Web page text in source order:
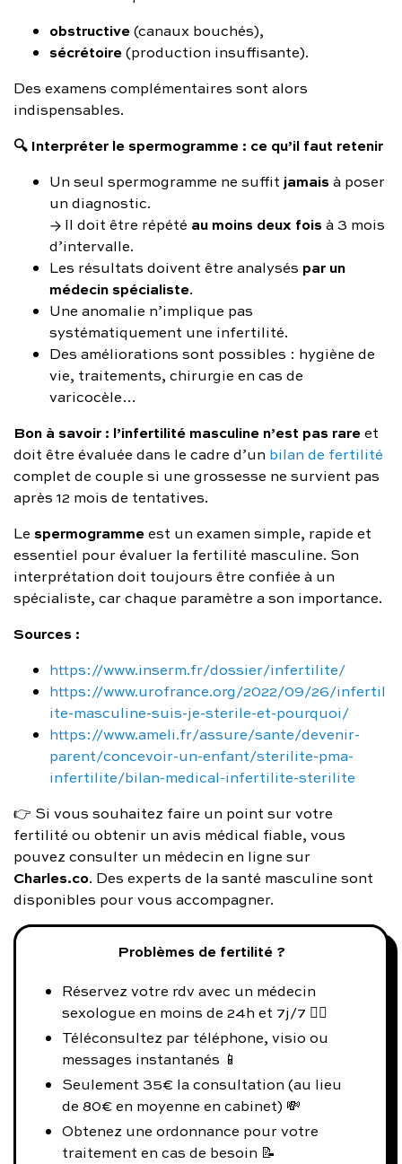
obstructive(canaux bouchés),
sécrétoire(production insuffisante).
Des examens complémentaires sont alors
indispensables.
🔍 Interpréter le spermogramme : ce qu’il faut retenir
Un seul spermogramme ne suffit jamaisà poser
un diagnostic.
→ Il doit être répété au moins deux foisà 3 mois
d’intervalle.
Les résultats doivent être analysés par un
médecin spécialiste.
Une anomalie n’implique pas
systématiquement une infertilité.
Des améliorations sont possibles : hygiène de
vie, traitements, chirurgie en cas de
varicocèle…
Bon à savoir : l’infertilité masculine n’est pas rareet
doit être évaluée dans le cadre d’un bilan de fertilité
complet de couple si une grossesse ne survient pas
après 12 mois de tentatives.
Le spermogrammeest un examen simple, rapide et
essentiel pour évaluer la fertilité masculine. Son
interprétation doit toujours être confiée à un
spécialiste, car chaque paramètre a son importance.
Sources :
https://www.inserm.fr/dossier/infertilite/
https://www.urofrance.org/2022/09/26/infertil
ite-masculine-suis-je-sterile-et-pourquoi/
https://www.ameli.fr/assure/sante/devenir-
parent/concevoir-un-enfant/sterilite-pma-
infertilite/bilan-medical-infertilite-sterilite
👉 Si vous souhaitez faire un point sur votre
fertilité ou obtenir un avis médical fiable, vous
pouvez consulter un médecin en ligne sur
Charles.co. Des experts de la santé masculine sont
disponibles pour vous accompagner.
Problèmes de fertilité ?
Réservez votre rdv avec un médecin
sexologue en moins de 24h et 7j/7 👨‍⚕️
Téléconsultez par téléphone, visio ou
messages instantanés 📱
Seulement 35€ la consultation (au lieu
de 80€ en moyenne en cabinet) 💸
Obtenez une ordonnance pour votre
traitement en cas de besoin 📝